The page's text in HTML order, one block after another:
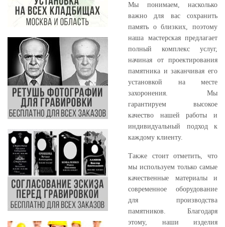
Мы понимаем, насколько
важно для вас сохранить
память о близких, поэтому
наша мастерская предлагает
полный комплекс услуг,
начиная от проектирования
памятника и заканчивая его
установкой на месте
захоронения. Мы
гарантируем высокое
качество нашей работы и
индивидуальный подход к
каждому клиенту.
Также стоит отметить, что
мы используем только самые
качественные материалы и
современное оборудование
для производства
памятников. Благодаря
этому, наши изделия